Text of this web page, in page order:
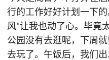
行的工作好好计划一下
风"让我也动了心。毕竟
公园没有去逛呢，下周
去玩了。午饭后，我们出